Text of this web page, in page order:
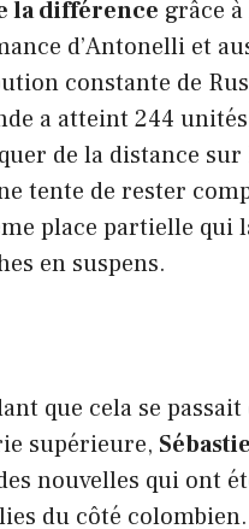
la différence grâce
d’Antonelli et
constante de
a atteint 244
de la distance
tente de rester
place partielle qui
en suspens.
que cela se
supérieure,
nouvelles qui ont
du côté